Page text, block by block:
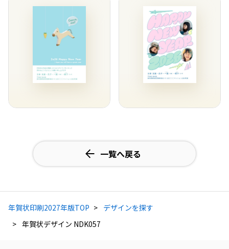
一覧へ戻る
年賀状印刷2027年版TOP
デザインを探す
年賀状デザイン NDK057